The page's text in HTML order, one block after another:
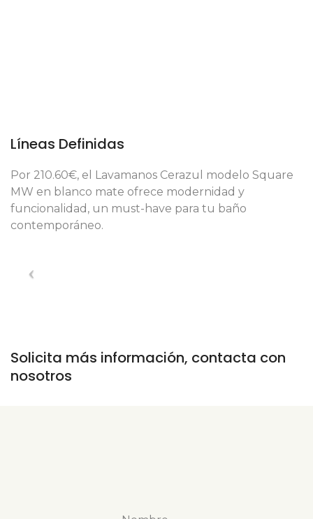
Líneas Definidas
Por 210.60€, el Lavamanos Cerazul modelo Square
MW en blanco mate ofrece modernidad y
funcionalidad, un must-have para tu baño
contemporáneo.
Solicita más información, contacta con
nosotros